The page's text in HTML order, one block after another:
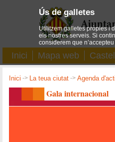
Inici Mapa web
Inici -> La teua ciutat ->Agenda
Gala internacional
Ús de galletes
Utilitzem galletes pròpies i
els nostres serveis. Si
considerem que n’accepteu